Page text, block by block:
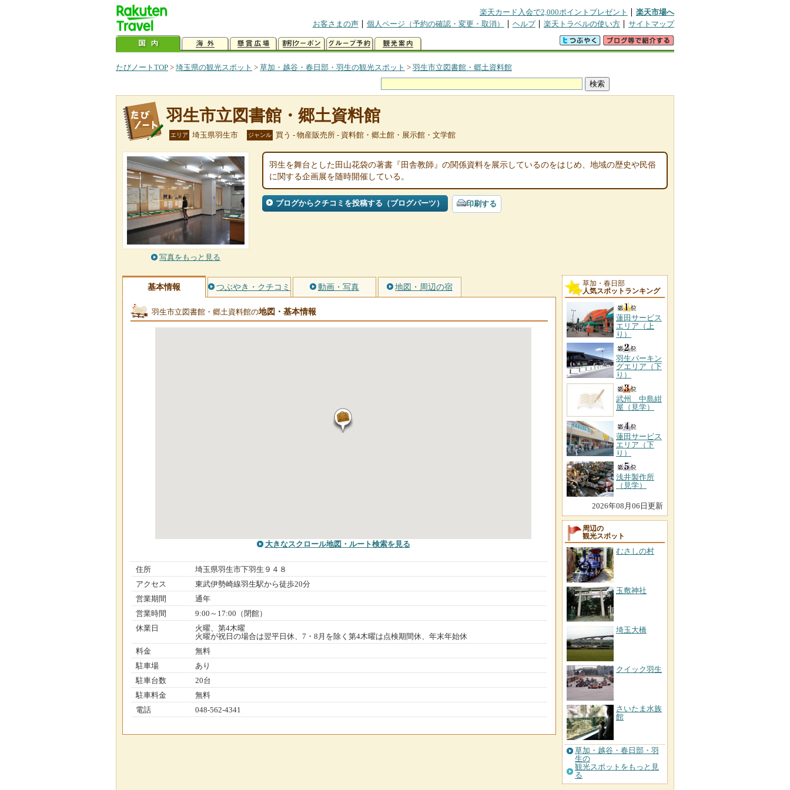
楽天カード入会で2,000ポイントプレゼント
楽天市場へ
お客さまの声
個人ページ（予約の確認・変更・取消） ヘルプ 楽天トラベルの使い方 サイトマップ
たびノートTOP > 埼玉県の観光スポット > 草加・越谷・春日部・羽生の観光スポット > 羽生市立図書館・郷土資料館
羽生市立図書館・郷土資料館
エリア 埼玉県羽生市 ジャンル 買う - 物産販売所 - 資料館・郷土館・展示館・文学館
写真をもっと見る
羽生を舞台とした田山花袋の著書『田舎教師』の関係資料を展示しているのをはじめ、地域の歴史や民俗
に関する企画展を随時開催している。
ブログからクチコミを投稿する（ブログパーツ） 印刷する
基本情報 つぶやき・クチコミ 動画・写真 地図・周辺の宿
羽生市立図書館・郷土資料館の地図・基本情報
大きなスクロール地図 ・ルート検索を見る
住所
埼玉県羽生市下羽生９４８
アクセス
東武伊勢崎線羽生駅から徒歩20分
営業期間
通年
営業時間
9:00～17:00（閉館）
休業日
火曜、第4木曜
火曜が祝日の場合は翌平日休、7・8月を除く第4木曜は点検期間休、年末年始休
料金
無料
駐車場
あり
駐車台数
20台
駐車料金
無料
電話
048-562-4341
草加・春日部
人気スポットランキング
蓮田サービス
エリア（上
り）
羽生パーキン
グエリア（下
り）
武州 中島紺
屋（見学）
蓮田サービス
エリア（下
り）
浅井製作所
（見学）
2026年08月06日更新
周辺の
観光スポット
むさしの村
玉敷神社
埼玉大橋
クイック羽生
さいたま水族
館
草加・越谷・春日部・羽
生の
観光スポットをもっと見
る